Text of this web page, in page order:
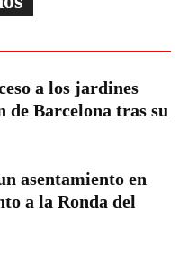
a los jardines
de Barcelona tras su
asentamiento en
a la Ronda del